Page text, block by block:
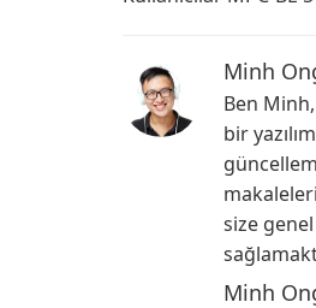
Minh
Ben
bir
size
Minh